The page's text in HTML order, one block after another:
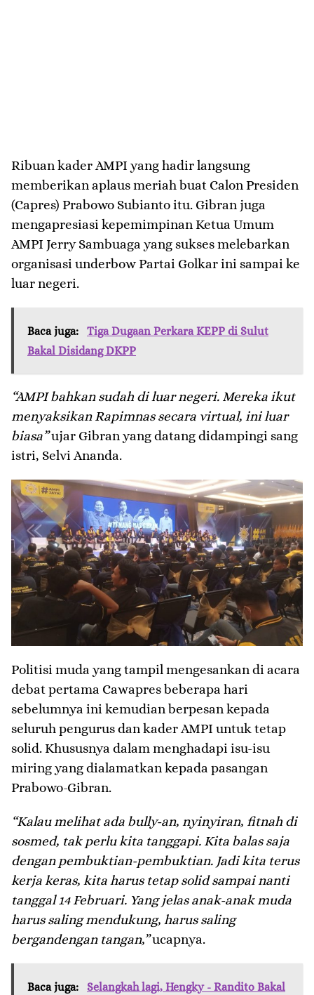
Ribuan kader AMPI yang hadir langsung
memberikan aplaus meriah buat Calon Presiden
(Capres) Prabowo Subianto itu. Gibran juga
mengapresiasi kepemimpinan Ketua Umum
AMPI Jerry Sambuaga yang sukses melebarkan
organisasi underbow Partai Golkar ini sampai ke
luar negeri.
Baca juga:
Tiga Dugaan Perkara KEPP di Sulut
Bakal Disidang DKPP
“AMPI bahkan sudah di luar negeri. Mereka ikut
menyaksikan Rapimnas secara virtual, ini luar
biasa”ujar Gibran yang datang didampingi sang
istri, Selvi Ananda.
Politisi muda yang tampil mengesankan di acara
debat pertama Cawapres beberapa hari
sebelumnya ini kemudian berpesan kepada
seluruh pengurus dan kader AMPI untuk tetap
solid. Khususnya dalam menghadapi isu-isu
miring yang dialamatkan kepada pasangan
Prabowo-Gibran.
“Kalau melihat ada bully-an, nyinyiran, fitnah di
sosmed, tak perlu kita tanggapi. Kita balas saja
dengan pembuktian-pembuktian. Jadi kita terus
kerja keras, kita harus tetap solid sampai nanti
tanggal 14 Februari. Yang jelas anak-anak muda
harus saling mendukung, harus saling
bergandengan tangan,”ucapnya.
Baca juga: Selangkah lagi, Hengky - Randito Bakal